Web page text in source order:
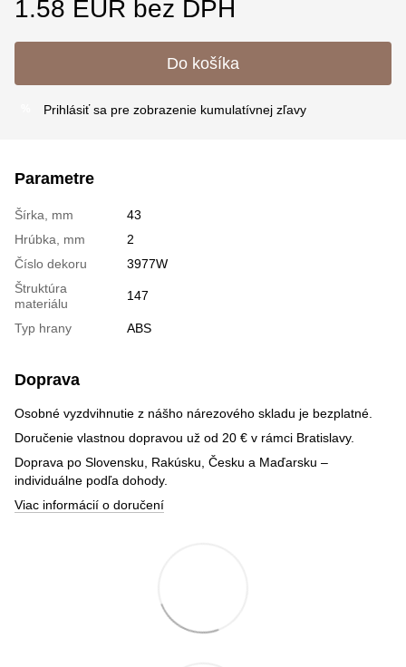
1.58 EUR bez DPH
Do košíka
Prihlásiť sa pre zobrazenie kumulatívnej zľavy
Parametre
Šírka, mm
43
Hrúbka, mm
2
Číslo dekoru
3977W
Štruktúra
materiálu
147
Typ hrany ABS
Doprava
Osobné vyzdvihnutie z nášho nárezového skladu je bezplatné.
Doručenie vlastnou dopravou už od 20 € v rámci Bratislavy.
Doprava po Slovensku, Rakúsku, Česku a Maďarsku –
individuálne podľa dohody.
Viac informácií o doručení